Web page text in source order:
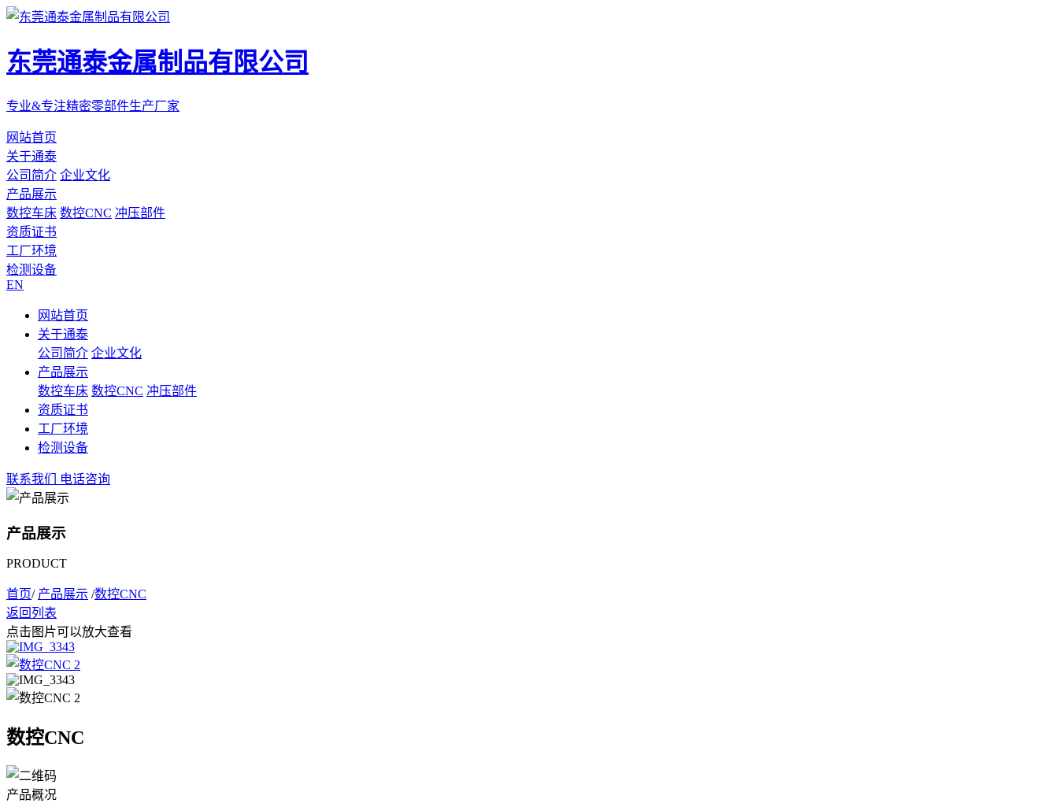
东莞通泰金属制品有限公司
专业&专注精密零部件生产厂家
网站首页
关于通泰
公司简介 企业文化
产品展示
数控车床 数控CNC 冲压部件
资质证书
工厂环境
检测设备
EN
网站首页
关于通泰
公司简介 企业文化
产品展示
数控车床 数控CNC 冲压部件
资质证书
工厂环境
检测设备
联系我们 电话咨询
产品展示
PRODUCT
首页/ 产品展示 /数控CNC
返回列表
点击图片可以放大查看
数控CNC
产品概况